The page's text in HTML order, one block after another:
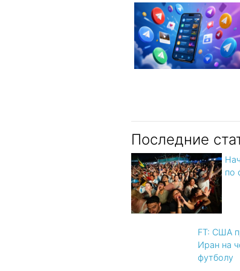
Последние
по
FT: США
Иран на
футболу